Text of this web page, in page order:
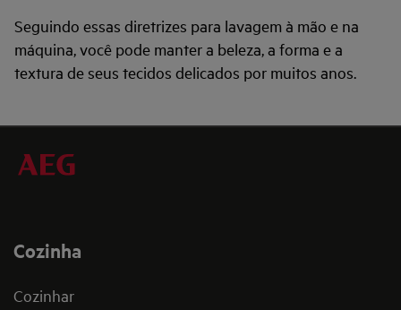
Seguindo essas diretrizes para lavagem à mão e na
máquina, você pode manter a beleza, a forma e a
textura de seus tecidos delicados por muitos anos.
Cozinha
Cozinhar